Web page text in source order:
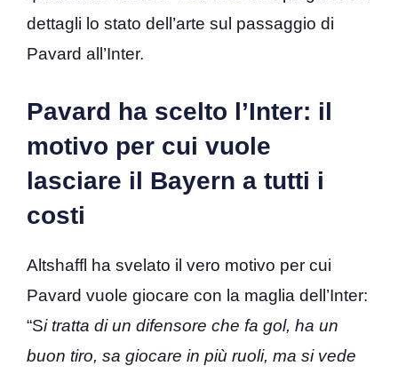
dettagli lo stato dell’arte sul passaggio di
Pavard all’Inter.
Pavard ha scelto l’Inter: il
motivo per cui vuole
lasciare il Bayern a tutti i
costi
Altshaffl ha svelato il vero motivo per cui
Pavard vuole giocare con la maglia dell’Inter:
“Si tratta di un difensore che fa gol, ha un
buon tiro, sa giocare in più ruoli, ma si vede